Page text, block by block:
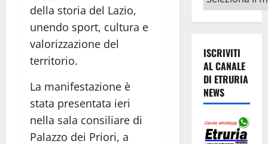
della storia del Lazio,
unendo sport, cultura e
valorizzazione del
territorio.
La manifestazione è
stata presentata ieri
nella sala consiliare di
Palazzo dei Priori, a
ISCRIVITI
AL CANALE
DI ETRURIA
NEWS